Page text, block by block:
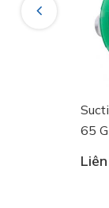
Previous
cup SPB2
chân không